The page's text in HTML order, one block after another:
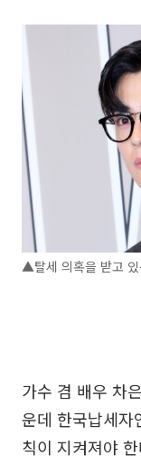
▲탈세 의혹을 받고
가수 겸 배우 차
운데 한국납세자
칙이 지켜져야